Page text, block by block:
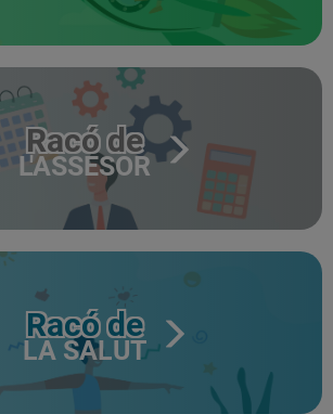
Racó de
L'ASSESOR
Racó de
LA SALUT